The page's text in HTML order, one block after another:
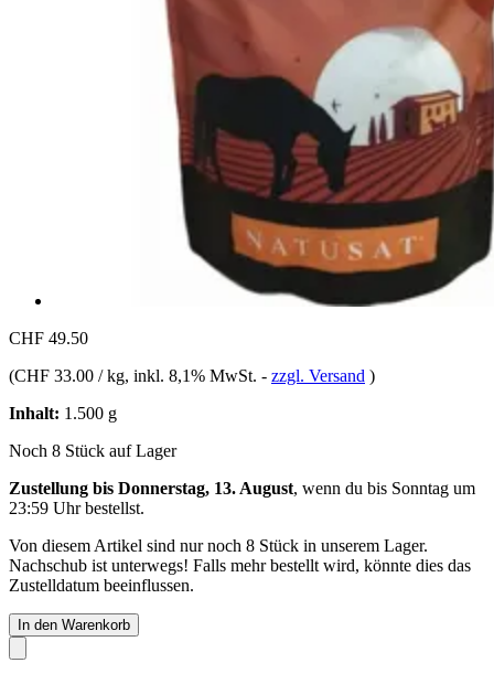
CHF 49.50
(CHF 33.00 / kg, inkl. 8,1% MwSt. - zzgl. Versand )
Inhalt: 1.500 g
Noch 8 Stück auf Lager
Zustellung bis Donnerstag, 13. August, wenn du bis Sonntag um
23:59 Uhrbestellst.
Von diesem Artikel sind nur noch 8 Stück in unserem Lager.
Nachschub ist unterwegs! Falls mehr bestellt wird, könnte dies das
Zustelldatum beeinflussen.
In den Warenkorb